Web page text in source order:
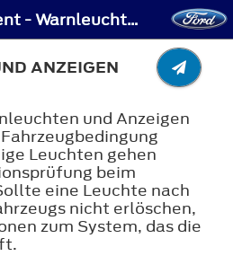
Kombiinstrument - Warnleuchten und Anzeigen
ANZEIGEN
und Anzeigen
Leuchten gehen
beim
eine Leuchte nach
nicht erlöschen,
zum System, das die